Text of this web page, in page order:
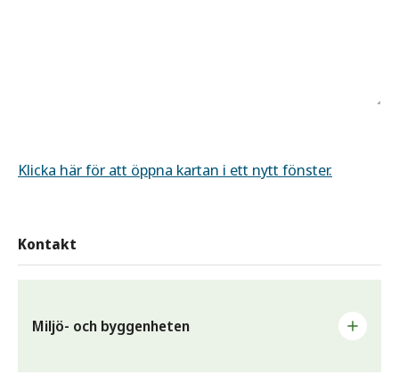
Klicka här för att öppna kartan i ett nytt fönster.
Kontakt
Miljö- och byggenheten